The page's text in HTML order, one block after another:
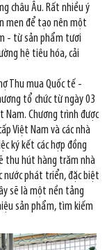
châu Âu. Rất nhiều ý
men để tạo nên một
- từ sản phẩm tươi
hệ tiêu hóa, cải
Thu mua Quốc tế -
tổ chức từ ngày 03
Nam. Chương trình được
Việt Nam và các nhà
ký kết các hợp đồng
thu hút hàng trăm nhà
nước phát triển, đặc biệt
sẽ là một nền tảng
sản phẩm, tìm kiếm